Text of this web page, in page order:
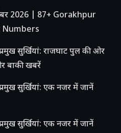
2026 | 87+ Gorakhpur
Numbers
सुर्खियां: राजघाट पुल की ओर
बाकी खबरें
सुर्खियां: एक नजर में जानें
सुर्खियां: एक नजर में जानें